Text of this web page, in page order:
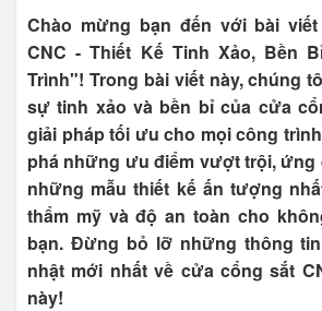
Chào mừng bạn đến với bài
CNC - Thiết Kế Tinh Xảo, Bền
Trình"! Trong bài viết này, chúng
sự tinh xảo và bền bỉ của cửa
giải pháp tối ưu cho mọi công
phá những ưu điểm vượt trội, ứng
những mẫu thiết kế ấn tượng
thẩm mỹ và độ an toàn cho
bạn. Đừng bỏ lỡ những thông
nhật mới nhất về cửa cổng sắt
này!